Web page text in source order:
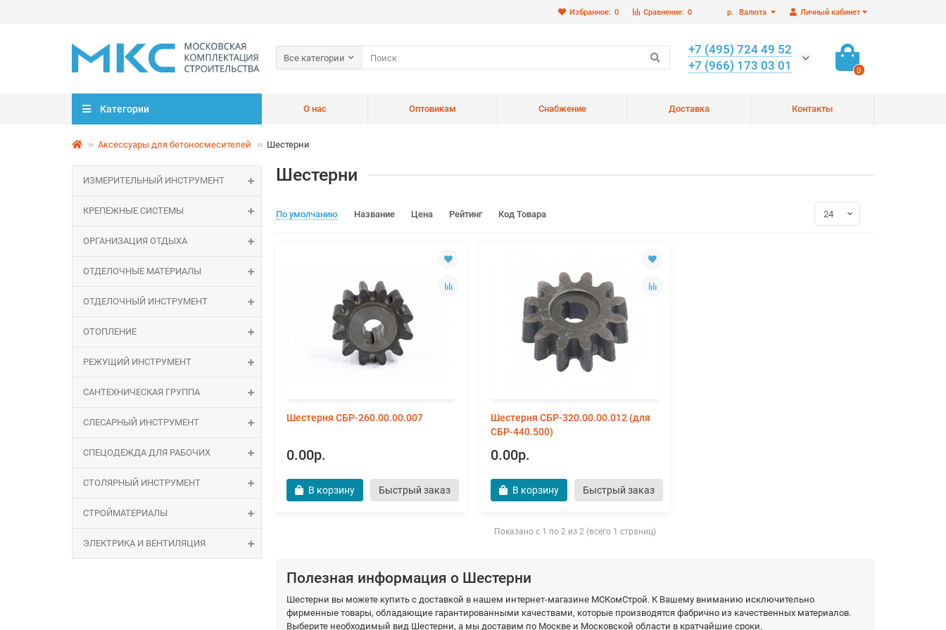
Личный кабинет
р. Валюта
Сравнение: 0
Избранное: 0
Все категории
+7 (495) 724 49 52
+7 (966) 173 03 01
0
Категории О нас Оптовикам Снабжение Доставка Контакты
Аксессуары для бетоносмесителей Шестерни
ИЗМЕРИТЕЛЬНЫЙ ИНСТРУМЕНТ
КРЕПЕЖНЫЕ СИСТЕМЫ
ОРГАНИЗАЦИЯ ОТДЫХА
ОТДЕЛОЧНЫЕ МАТЕРИАЛЫ
ОТДЕЛОЧНЫЙ ИНСТРУМЕНТ
ОТОПЛЕНИЕ
РЕЖУЩИЙ ИНСТРУМЕНТ
САНТЕХНИЧЕСКАЯ ГРУППА
СЛЕСАРНЫЙ ИНСТРУМЕНТ
СПЕЦОДЕЖДА ДЛЯ РАБОЧИХ
СТОЛЯРНЫЙ ИНСТРУМЕНТ
СТРОЙМАТЕРИАЛЫ
ЭЛЕКТРИКА И ВЕНТИЛЯЦИЯ
Шестерни
По умолчанию Название Цена Рейтинг Код Товара
Шестерня CБP-260.00.00.007
0.00р.
В корзину Быстрый заказ
Шестерня СБР-320.00.00.012 (для
СБР-440.500)
0.00р.
В корзину Быстрый заказ
Показано с 1 по 2 из 2 (всего 1 страниц)
Полезная информация о Шестерни
Шестерни вы можете купить с доставкой в нашем интернет-магазине МСКомСтрой. К Вашему вниманию исключительно
фирменные товары, обладающие гарантированными качествами, которые производятся фабрично из качественных материалов.
Выберите необходимый вид Шестерни, а мы доставим по Москве и Московской области в кратчайшие сроки.